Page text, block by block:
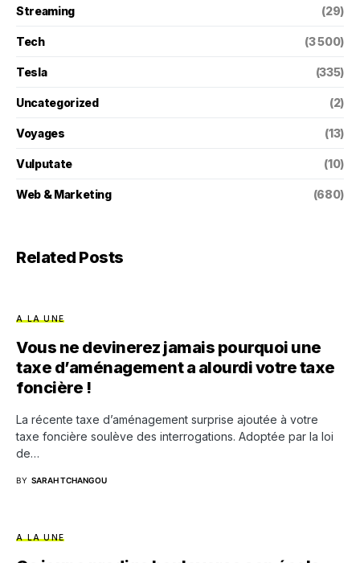
Streaming (29)
Tech (3 500)
Tesla (335)
Uncategorized (2)
Voyages (13)
Vulputate (10)
Web & Marketing (680)
Related Posts
A LA UNE
Vous ne devinerez jamais pourquoi une
taxe d’aménagement a alourdi votre taxe
foncière !
La récente taxe d’aménagement surprise ajoutée à votre
taxe foncière soulève des interrogations. Adoptée par la loi
de…
BY SARAH TCHANGOU
A LA UNE